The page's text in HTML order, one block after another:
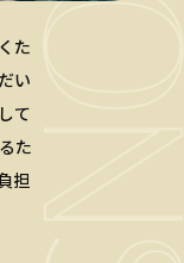
た
い
て
た
担